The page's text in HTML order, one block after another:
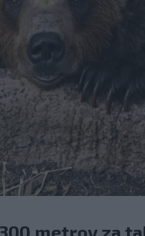
metrov za